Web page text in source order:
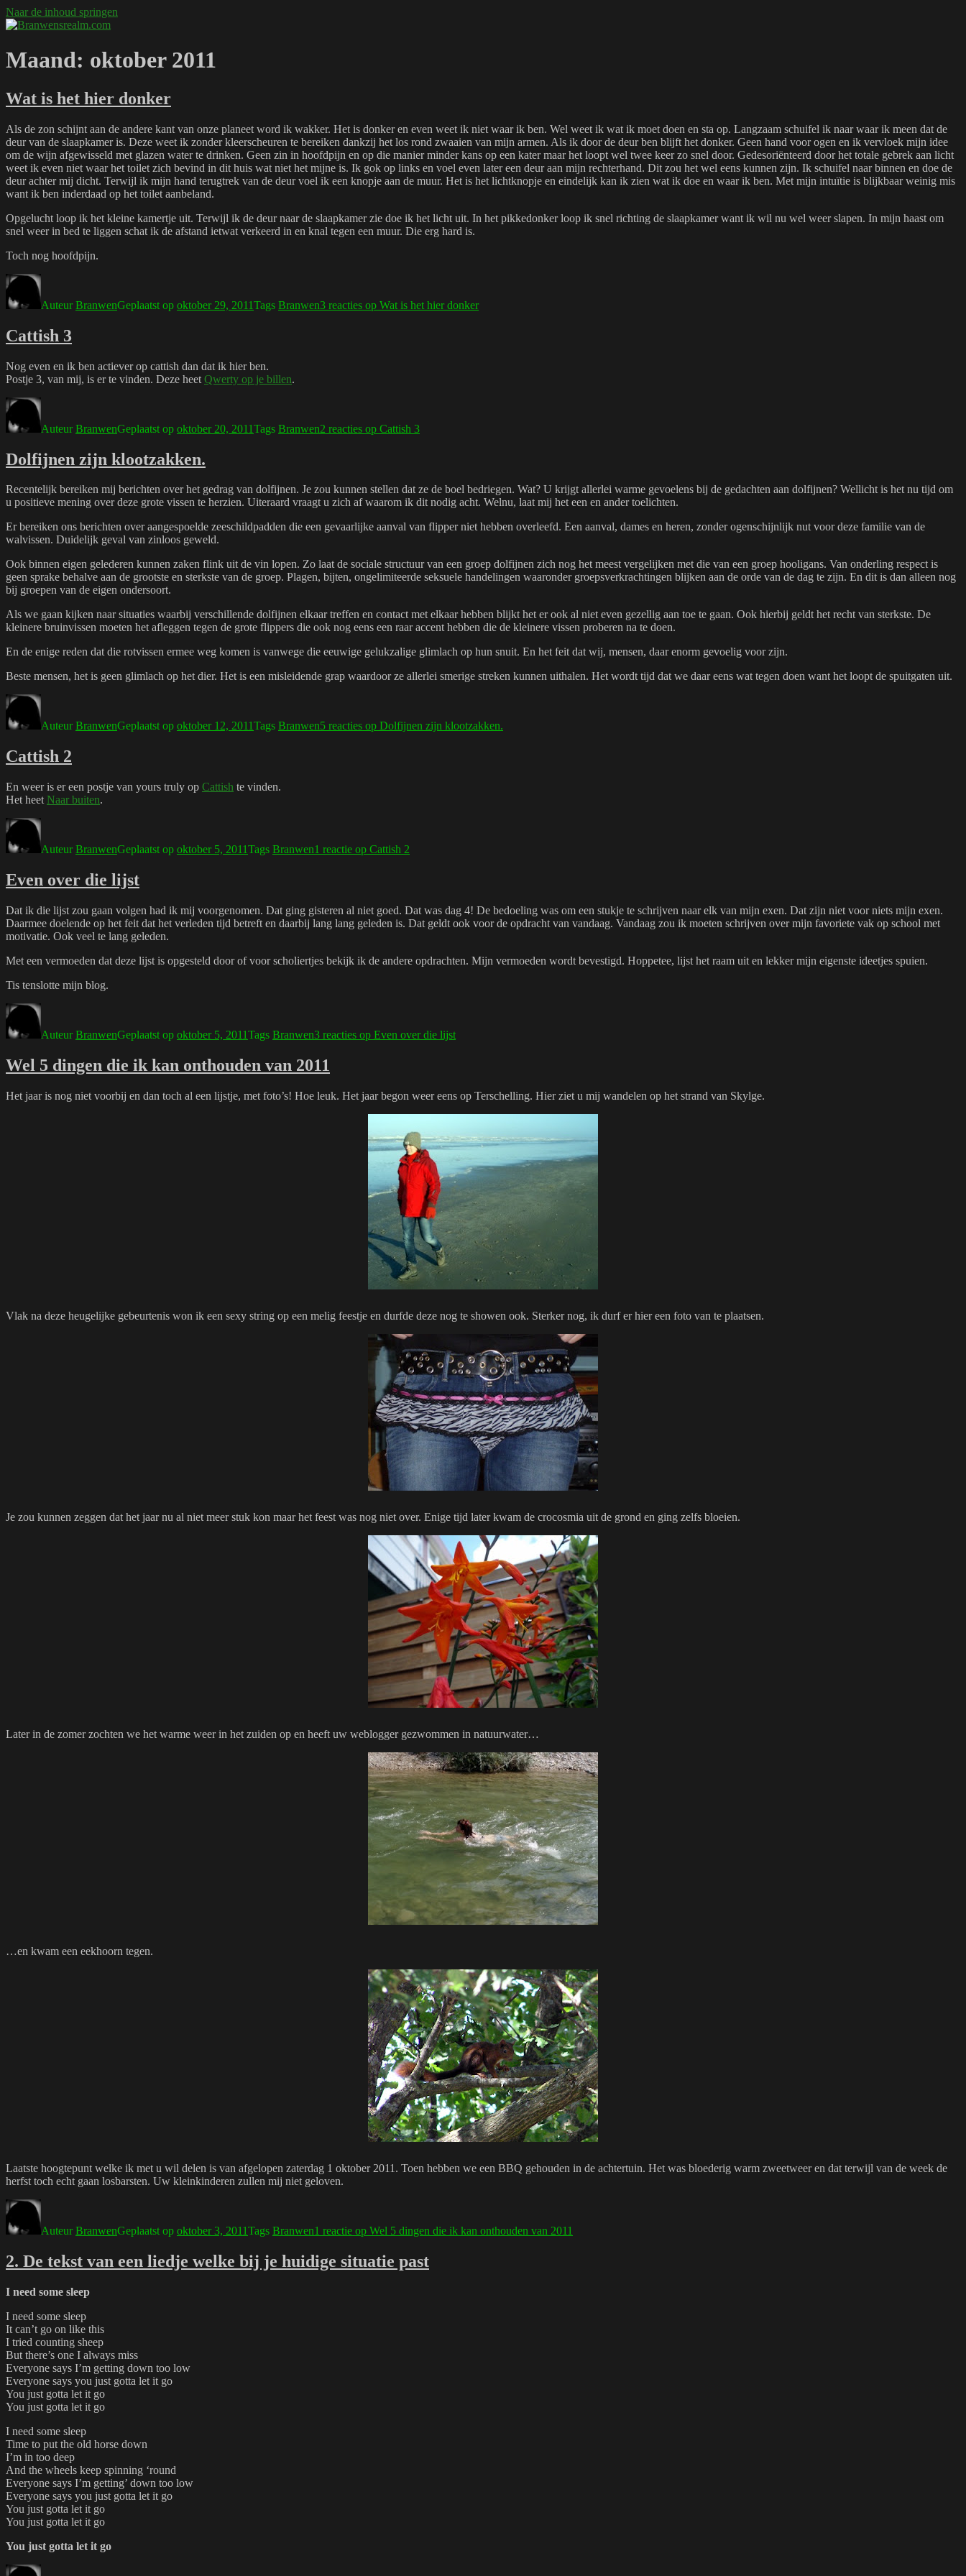
Naar de inhoud springen
Maand: oktober 2011
Wat is het hier donker
Als de zon schijnt aan de andere kant van onze planeet word ik wakker. Het is donker en even weet ik niet waar ik ben. Wel weet ik wat ik moet doen en sta op. Langzaam schuifel ik naar waar ik meen dat de
deur van de slaapkamer is. Deze weet ik zonder kleerscheuren te bereiken dankzij het los rond zwaaien van mijn armen. Als ik door de deur ben blijft het donker. Geen hand voor ogen en ik vervloek mijn idee
om de wijn afgewisseld met glazen water te drinken. Geen zin in hoofdpijn en op die manier minder kans op een kater maar het loopt wel twee keer zo snel door. Gedesoriënteerd door het totale gebrek aan licht
weet ik even niet waar het toilet zich bevind in dit huis wat niet het mijne is. Ik gok op links en voel even later een deur aan mijn rechterhand. Dit zou het wel eens kunnen zijn. Ik schuifel naar binnen en doe de
deur achter mij dicht. Terwijl ik mijn hand terugtrek van de deur voel ik een knopje aan de muur. Het is het lichtknopje en eindelijk kan ik zien wat ik doe en waar ik ben. Met mijn intuïtie is blijkbaar weinig mis
want ik ben inderdaad op het toilet aanbeland.
Opgelucht loop ik het kleine kamertje uit. Terwijl ik de deur naar de slaapkamer zie doe ik het licht uit. In het pikkedonker loop ik snel richting de slaapkamer want ik wil nu wel weer slapen. In mijn haast om
snel weer in bed te liggen schat ik de afstand ietwat verkeerd in en knal tegen een muur. Die erg hard is.
Toch nog hoofdpijn.
AuteurBranwenGeplaatst op oktober 29, 2011Tags Branwen3 reacties op Wat is het hier donker
Cattish 3
Nog even en ik ben actiever op cattish dan dat ik hier ben.
Postje 3, van mij, is er te vinden. Deze heet Qwerty op je billen.
AuteurBranwenGeplaatst op oktober 20, 2011Tags Branwen2 reacties op Cattish 3
Dolfijnen zijn klootzakken.
Recentelijk bereiken mij berichten over het gedrag van dolfijnen. Je zou kunnen stellen dat ze de boel bedriegen. Wat? U krijgt allerlei warme gevoelens bij de gedachten aan dolfijnen? Wellicht is het nu tijd om
u positieve mening over deze grote vissen te herzien. Uiteraard vraagt u zich af waarom ik dit nodig acht. Welnu, laat mij het een en ander toelichten.
Er bereiken ons berichten over aangespoelde zeeschildpadden die een gevaarlijke aanval van flipper niet hebben overleefd. Een aanval, dames en heren, zonder ogenschijnlijk nut voor deze familie van de
walvissen. Duidelijk geval van zinloos geweld.
Ook binnen eigen gelederen kunnen zaken flink uit de vin lopen. Zo laat de sociale structuur van een groep dolfijnen zich nog het meest vergelijken met die van een groep hooligans. Van onderling respect is
geen sprake behalve aan de grootste en sterkste van de groep. Plagen, bijten, ongelimiteerde seksuele handelingen waaronder groepsverkrachtingen blijken aan de orde van de dag te zijn. En dit is dan alleen nog
bij groepen van de eigen ondersoort.
Als we gaan kijken naar situaties waarbij verschillende dolfijnen elkaar treffen en contact met elkaar hebben blijkt het er ook al niet even gezellig aan toe te gaan. Ook hierbij geldt het recht van sterkste. De
kleinere bruinvissen moeten het afleggen tegen de grote flippers die ook nog eens een raar accent hebben die de kleinere vissen proberen na te doen.
En de enige reden dat die rotvissen ermee weg komen is vanwege die eeuwige gelukzalige glimlach op hun snuit. En het feit dat wij, mensen, daar enorm gevoelig voor zijn.
Beste mensen, het is geen glimlach op het dier. Het is een misleidende grap waardoor ze allerlei smerige streken kunnen uithalen. Het wordt tijd dat we daar eens wat tegen doen want het loopt de spuitgaten uit.
AuteurBranwenGeplaatst op oktober 12, 2011Tags Branwen5 reacties op Dolfijnen zijn klootzakken.
Cattish 2
En weer is er een postje van yours truly op Cattish te vinden.
Het heet Naar buiten.
AuteurBranwenGeplaatst op oktober 5, 2011Tags Branwen1 reactie op Cattish 2
Even over die lijst
Dat ik die lijst zou gaan volgen had ik mij voorgenomen. Dat ging gisteren al niet goed. Dat was dag 4! De bedoeling was om een stukje te schrijven naar elk van mijn exen. Dat zijn niet voor niets mijn exen.
Daarmee doelende op het feit dat het verleden tijd betreft en daarbij lang lang geleden is. Dat geldt ook voor de opdracht van vandaag. Vandaag zou ik moeten schrijven over mijn favoriete vak op school met
motivatie. Ook veel te lang geleden.
Met een vermoeden dat deze lijst is opgesteld door of voor scholiertjes bekijk ik de andere opdrachten. Mijn vermoeden wordt bevestigd. Hoppetee, lijst het raam uit en lekker mijn eigenste ideetjes spuien.
Tis tenslotte mijn blog.
AuteurBranwenGeplaatst op oktober 5, 2011Tags Branwen3 reacties op Even over die lijst
Wel 5 dingen die ik kan onthouden van 2011
Het jaar is nog niet voorbij en dan toch al een lijstje, met foto’s! Hoe leuk. Het jaar begon weer eens op Terschelling. Hier ziet u mij wandelen op het strand van Skylge.
Vlak na deze heugelijke gebeurtenis won ik een sexy string op een melig feestje en durfde deze nog te showen ook. Sterker nog, ik durf er hier een foto van te plaatsen.
Je zou kunnen zeggen dat het jaar nu al niet meer stuk kon maar het feest was nog niet over. Enige tijd later kwam de crocosmia uit de grond en ging zelfs bloeien.
Later in de zomer zochten we het warme weer in het zuiden op en heeft uw weblogger gezwommen in natuurwater…
…en kwam een eekhoorn tegen.
Laatste hoogtepunt welke ik met u wil delen is van afgelopen zaterdag 1 oktober 2011. Toen hebben we een BBQ gehouden in de achtertuin. Het was bloederig warm zweetweer en dat terwijl van de week de
herfst toch echt gaan losbarsten. Uw kleinkinderen zullen mij niet geloven.
AuteurBranwenGeplaatst op oktober 3, 2011Tags Branwen1 reactie op Wel 5 dingen die ik kan onthouden van 2011
2. De tekst van een liedje welke bij je huidige situatie past
I need some sleep
I need some sleep
It can’t go on like this
I tried counting sheep
But there’s one I always miss
Everyone says I’m getting down too low
Everyone says you just gotta let it go
You just gotta let it go
You just gotta let it go
I need some sleep
Time to put the old horse down
I’m in too deep
And the wheels keep spinning ‘round
Everyone says I’m getting’ down too low
Everyone says you just gotta let it go
You just gotta let it go
You just gotta let it go
You just gotta let it go